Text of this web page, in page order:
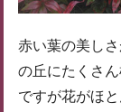
赤い葉の美し
の丘にたくさ
ですが花がほ